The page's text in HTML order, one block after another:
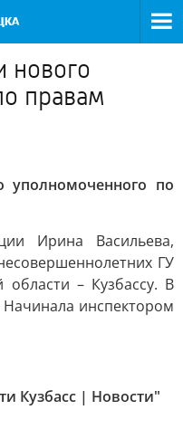
нового
правам
уполномоченного по
Ирина Васильева,
ГУ
– Кузбассу. В
инспектором
Кузбасс | Новости"